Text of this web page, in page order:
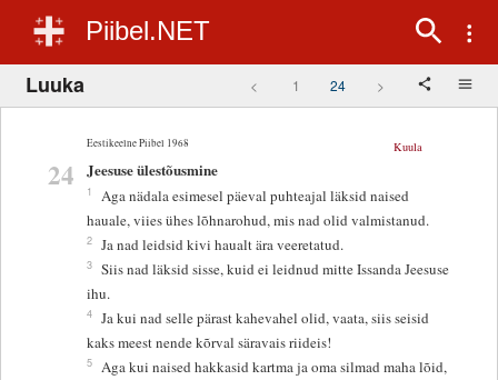
Piibel.NET
Luuka < 1 24 >
Eestikeelne Piibel 1968
24
Kuula
Jeesuse ülestõusmine
1
Aga nädala esimesel päeval puhteajal läksid naised
hauale, viies ühes lõhnarohud, mis nad olid valmistanud.
2 Ja nad leidsid kivi haualt ära veeretatud.
3 Siis nad läksid sisse, kuid ei leidnud mitte Issanda Jeesuse
ihu.
4 Ja kui nad selle pärast kahevahel olid, vaata, siis seisid
kaks meest nende kõrval säravais riideis!
5 Aga kui naised hakkasid kartma ja oma silmad maha lõid,